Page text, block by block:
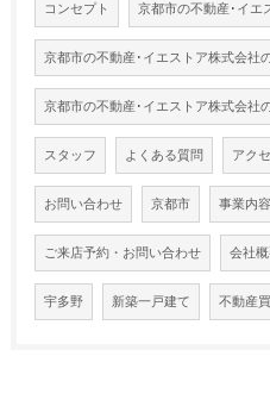
コンセプト 京都市の不動産･イエ
京都市の不動産･イエストア株式会社
京都市の不動産･イエストア株式会社
スタッフ よくある質問 アク
お問い合わせ 京都市 事業内容
ご来店予約・お問い合わせ 会社
宇多野 新築一戸建て 不動産